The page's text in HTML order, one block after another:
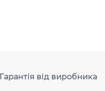
Гарантія від виробника